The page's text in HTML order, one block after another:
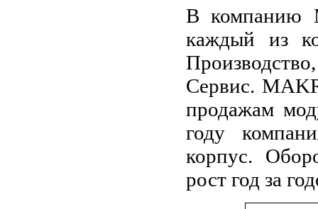
В компанию
каждый из
Сервис.
продажам
году
корпус.
рост год за